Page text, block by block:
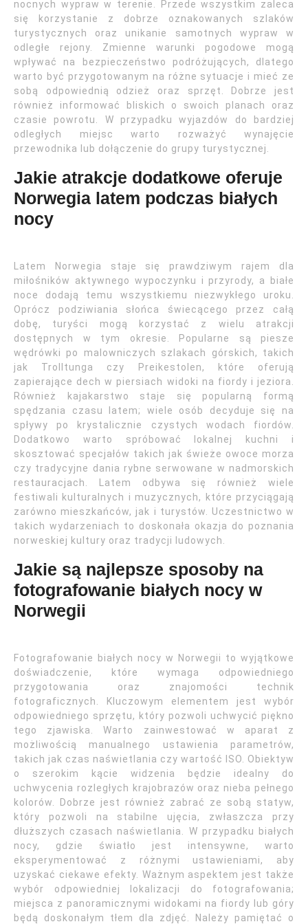
nocnych wypraw w terenie. Przede wszystkim zaleca
się korzystanie z dobrze oznakowanych szlaków
turystycznych oraz unikanie samotnych wypraw w
odległe rejony. Zmienne warunki pogodowe mogą
wpływać na bezpieczeństwo podróżujących, dlatego
warto być przygotowanym na różne sytuacje i mieć ze
sobą odpowiednią odzież oraz sprzęt. Dobrze jest
również informować bliskich o swoich planach oraz
czasie powrotu. W przypadku wyjazdów do bardziej
odległych miejsc warto rozważyć wynajęcie
przewodnika lub dołączenie do grupy turystycznej.
Jakie atrakcje dodatkowe oferuje
Norwegia latem podczas białych
nocy
Latem Norwegia staje się prawdziwym rajem dla
miłośników aktywnego wypoczynku i przyrody, a białe
noce dodają temu wszystkiemu niezwykłego uroku.
Oprócz podziwiania słońca świecącego przez całą
dobę, turyści mogą korzystać z wielu atrakcji
dostępnych w tym okresie. Popularne są piesze
wędrówki po malowniczych szlakach górskich, takich
jak Trolltunga czy Preikestolen, które oferują
zapierające dech w piersiach widoki na fiordy i jeziora.
Również kajakarstwo staje się popularną formą
spędzania czasu latem; wiele osób decyduje się na
spływy po krystalicznie czystych wodach fiordów.
Dodatkowo warto spróbować lokalnej kuchni i
skosztować specjałów takich jak świeże owoce morza
czy tradycyjne dania rybne serwowane w nadmorskich
restauracjach. Latem odbywa się również wiele
festiwali kulturalnych i muzycznych, które przyciągają
zarówno mieszkańców, jak i turystów. Uczestnictwo w
takich wydarzeniach to doskonała okazja do poznania
norweskiej kultury oraz tradycji ludowych.
Jakie są najlepsze sposoby na
fotografowanie białych nocy w
Norwegii
Fotografowanie białych nocy w Norwegii to wyjątkowe
doświadczenie, które wymaga odpowiedniego
przygotowania oraz znajomości technik
fotograficznych. Kluczowym elementem jest wybór
odpowiedniego sprzętu, który pozwoli uchwycić piękno
tego zjawiska. Warto zainwestować w aparat z
możliwością manualnego ustawienia parametrów,
takich jak czas naświetlania czy wartość ISO. Obiektyw
o szerokim kącie widzenia będzie idealny do
uchwycenia rozległych krajobrazów oraz nieba pełnego
kolorów. Dobrze jest również zabrać ze sobą statyw,
który pozwoli na stabilne ujęcia, zwłaszcza przy
dłuższych czasach naświetlania. W przypadku białych
nocy, gdzie światło jest intensywne, warto
eksperymentować z różnymi ustawieniami, aby
uzyskać ciekawe efekty. Ważnym aspektem jest także
wybór odpowiedniej lokalizacji do fotografowania;
miejsca z panoramicznymi widokami na fiordy lub góry
będą doskonałym tłem dla zdjęć. Należy pamiętać o